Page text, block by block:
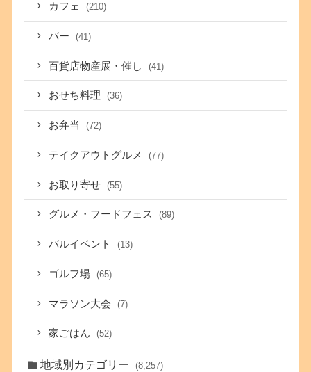
カフェ (210)
バー (41)
百貨店物産展・催し (41)
おせち料理 (36)
お弁当 (72)
テイクアウトグルメ (77)
お取り寄せ (55)
グルメ・フードフェス (89)
バルイベント (13)
ゴルフ場 (65)
マラソン大会 (7)
家ごはん (52)
地域別カテゴリー (8,257)